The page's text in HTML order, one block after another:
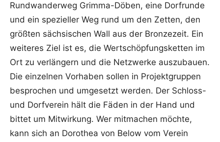
Rundwanderweg Grimma-Döben, eine Dorfrunde
und ein spezieller Weg rund um den Zetten, den
größten sächsischen Wall aus der Bronzezeit. Ein
weiteres Ziel ist es, die Wertschöpfungsketten im
Ort zu verlängern und die Netzwerke auszubauen.
Die einzelnen Vorhaben sollen in Projektgruppen
besprochen und umgesetzt werden. Der Schloss-
und Dorfverein hält die Fäden in der Hand und
bittet um Mitwirkung. Wer mitmachen möchte,
kann sich an Dorothea von Below vom Verein